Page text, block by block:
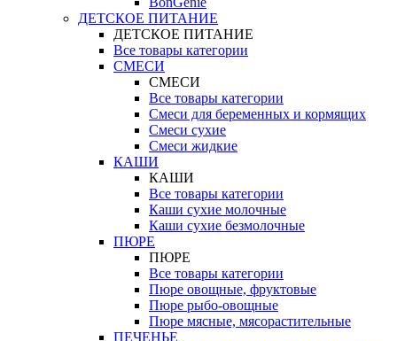
ДЕТСКОЕ ПИТАНИЕ
ДЕТСКОЕ ПИТАНИЕ
Все товары категории
СМЕСИ
СМЕСИ
Все товары категории
Смеси для беременных и кормящих
Смеси сухие
Смеси жидкие
КАШИ
КАШИ
Все товары категории
Каши сухие молочные
Каши сухие безмолочные
ПЮРЕ
ПЮРЕ
Все товары категории
Пюре овощные, фруктовые
Пюре рыбо-овощные
Пюре мясные, мясорастительные
ПЕЧЕНЬЕ